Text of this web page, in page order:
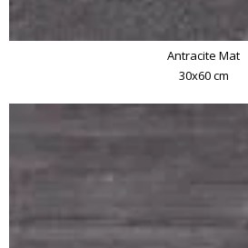
Antracite Mat
30x60 cm